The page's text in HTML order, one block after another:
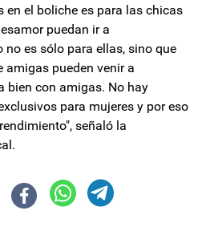
en el boliche es para las chicas
puedan ir a
no es sólo para ellas, sino que
amigas pueden venir a
bien con amigas. No hay
para mujeres y por eso
señaló la